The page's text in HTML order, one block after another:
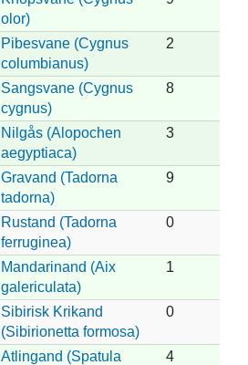
olor)
Pibesvane (Cygnus
columbianus)
2
Sangsvane (Cygnus
cygnus)
8
Nilgås (Alopochen
aegyptiaca)
3
Gravand (Tadorna
tadorna)
9
Rustand (Tadorna
ferruginea)
0
Mandarinand (Aix
galericulata)
1
Sibirisk Krikand
(Sibirionetta formosa)
0
Atlingand (Spatula
4